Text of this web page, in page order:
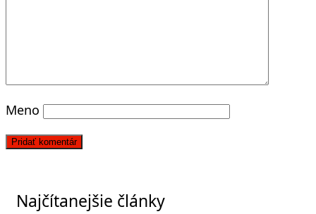
Meno
Najčítanejšie články